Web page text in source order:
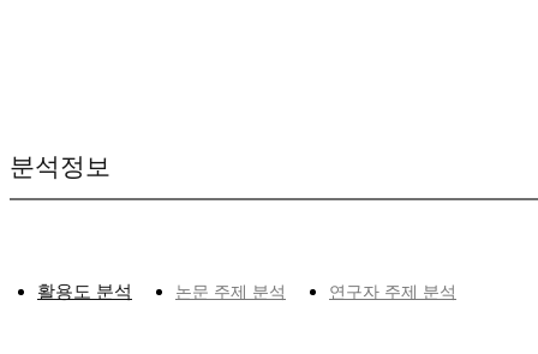
분석정보
활용도 분석 논문 주제 분석 연구자 주제 분석